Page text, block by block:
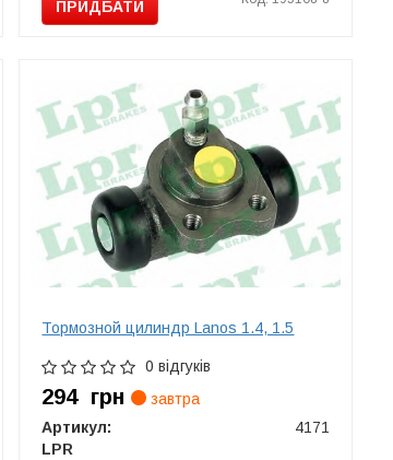
ПРИДБАТИ
Тормозной цилиндр Lanos 1.4, 1.5
0 відгуків
294 грн
завтра
Артикул:
4171
LPR